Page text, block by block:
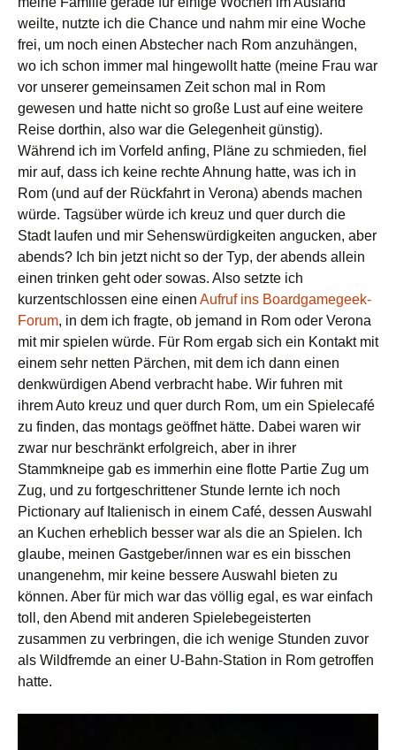
weilte, nutzte ich die Chance und nahm mir eine Woche
frei, um noch einen Abstecher nach Rom anzuhängen,
wo ich schon immer mal hingewollt hatte (meine Frau war
vor unserer gemeinsamen Zeit schon mal in Rom
gewesen und hatte nicht so große Lust auf eine weitere
Reise dorthin, also war die Gelegenheit günstig).
Während ich im Vorfeld anfing, Pläne zu schmieden, fiel
mir auf, dass ich keine rechte Ahnung hatte, was ich in
Rom (und auf der Rückfahrt in Verona) abends machen
würde. Tagsüber würde ich kreuz und quer durch die
Stadt laufen und mir Sehenswürdigkeiten angucken, aber
abends? Ich bin jetzt nicht so der Typ, der abends allein
einen trinken geht oder sowas. Also setzte ich
kurzentschlossen eine einen Aufruf ins Boardgamegeek-
Forum, in dem ich fragte, ob jemand in Rom oder Verona
mit mir spielen würde. Für Rom ergab sich ein Kontakt mit
einem sehr netten Pärchen, mit dem ich dann einen
denkwürdigen Abend verbracht habe. Wir fuhren mit
ihrem Auto kreuz und quer durch Rom, um ein Spielecafé
zu finden, das montags geöffnet hätte. Dabei waren wir
zwar nur beschränkt erfolgreich, aber in ihrer
Stammkneipe gab es immerhin eine flotte Partie Zug um
Zug, und zu fortgeschrittener Stunde lernte ich noch
Pictionary auf Italienisch in einem Café, dessen Auswahl
an Kuchen erheblich besser war als die an Spielen. Ich
glaube, meinen Gastgeber/innen war es ein bisschen
unangenehm, mir keine bessere Auswahl bieten zu
können. Aber für mich war das völlig egal, es war einfach
toll, den Abend mit anderen Spielebegeisterten
zusammen zu verbringen, die ich wenige Stunden zuvor
als Wildfremde an einer U-Bahn-Station in Rom getroffen
hatte.